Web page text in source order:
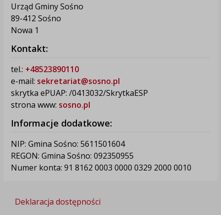
Urząd Gminy Sośno
89-412 Sośno
Nowa 1
Kontakt:
tel.: +48523890110
e-mail: sekretariat@sosno.pl
skrytka ePUAP: /0413032/SkrytkaESP
strona www: sosno.pl
Informacje dodatkowe:
NIP: Gmina Sośno: 5611501604
REGON: Gmina Sośno: 092350955
Numer konta: 91 8162 0003 0000 0329 2000 0010
Deklaracja dostępności